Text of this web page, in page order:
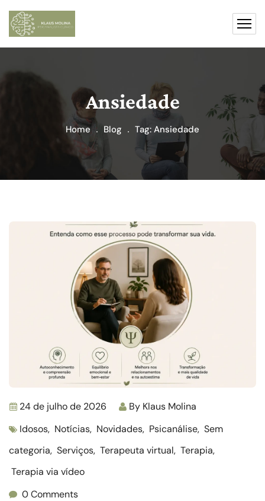
Ansiedade
Home Blog Tag: Ansiedade
24 de julho de 2026 By Klaus Molina
Idosos, Notícias, Novidades, Psicanálise, Sem
categoria, Serviços, Terapeuta virtual, Terapia,
Terapia via vídeo
0 Comments